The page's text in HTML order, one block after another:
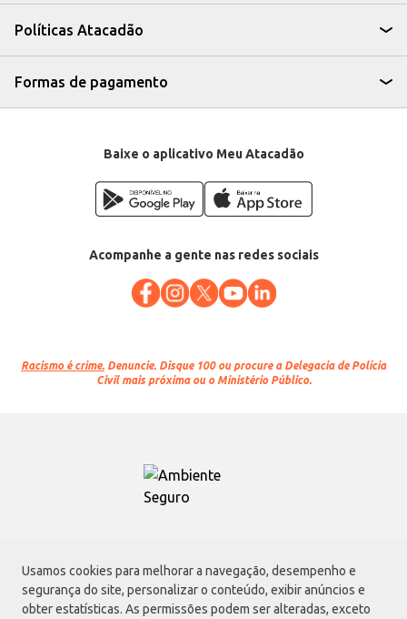
Usamos cookies para melhorar a navegação, desempenho e
segurança do site, personalizar o conteúdo, exibir anúncios e
obter estatísticas. As permissões podem ser alteradas, exceto
Políticas Atacadão
Formas de pagamento
Baixe o aplicativo Meu Atacadão
Acompanhe a gente nas redes sociais
Racismo é crime. Denuncie. Disque 100 ou procure a Delegacia de Polícia
Civil mais próxima ou o Ministério Público.
Atacadão S.A.
Avenida Morvan Dias de Figueiredo, 6169, Vila Maria, São Paulo - SP | CEP
02170-901 | CNPJ: 75.315.333/0001-09